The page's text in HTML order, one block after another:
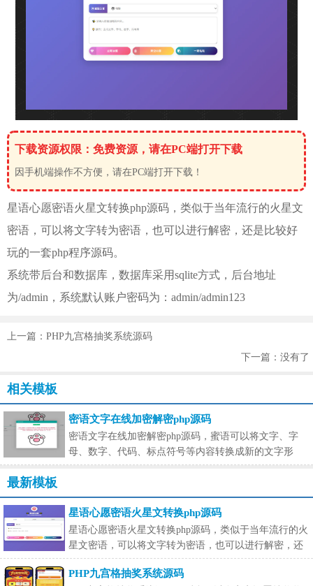
下载资源权限：免费资源，请在PC端打开下载
因手机端操作不方便，请在PC端打开下载！
星语心愿密语火星文转换php源码，类似于当年流行的火星文
密语，可以将文字转为密语，也可以进行解密，还是比较好
玩的一套php程序源码。
系统带后台和数据库，数据库采用sqlite方式，后台地址
为/admin，系统默认账户密码为：admin/admin123
上一篇：PHP九宫格抽奖系统源码
下一篇：没有了
相关模板
密语文字在线加密解密php源码
密语文字在线加密解密php源码，蜜语可以将文字、字
母、数字、代码、标点符号等内容转换成新的文字形
式，通过简
最新模板
星语心愿密语火星文转换php源码
星语心愿密语火星文转换php源码，类似于当年流行的火
星文密语，可以将文字转为密语，也可以进行解密，还
是比较好玩的一
PHP九宫格抽奖系统源码